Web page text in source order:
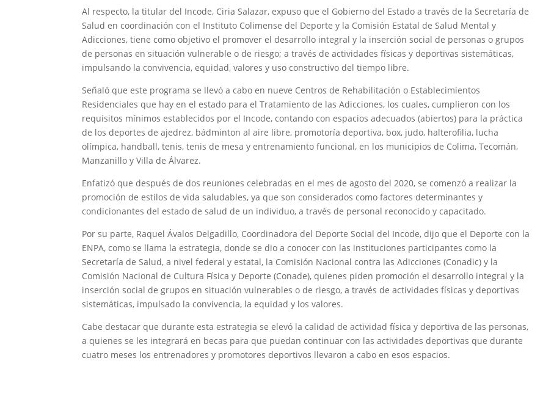
Al respecto, la titular del Incode, Ciria Salazar, expuso que el Gobierno del Estado a través de la Secretaría de
Salud en coordinación con el Instituto Colimense del Deporte y la Comisión Estatal de Salud Mental y
Adicciones, tiene como objetivo el promover el desarrollo integral y la inserción social de personas o grupos
de personas en situación vulnerable o de riesgo; a través de actividades físicas y deportivas sistemáticas,
impulsando la convivencia, equidad, valores y uso constructivo del tiempo libre.
Señaló que este programa se llevó a cabo en nueve Centros de Rehabilitación o Establecimientos
Residenciales que hay en el estado para el Tratamiento de las Adicciones, los cuales, cumplieron con los
requisitos mínimos establecidos por el Incode, contando con espacios adecuados (abiertos) para la práctica
de los deportes de ajedrez, bádminton al aire libre, promotoría deportiva, box, judo, halterofilia, lucha
olímpica, handball, tenis, tenis de mesa y entrenamiento funcional, en los municipios de Colima, Tecomán,
Manzanillo y Villa de Álvarez.
Enfatizó que después de dos reuniones celebradas en el mes de agosto del 2020, se comenzó a realizar la
promoción de estilos de vida saludables, ya que son considerados como factores determinantes y
condicionantes del estado de salud de un individuo, a través de personal reconocido y capacitado.
Por su parte, Raquel Ávalos Delgadillo, Coordinadora del Deporte Social del Incode, dijo que el Deporte con la
ENPA, como se llama la estrategia, donde se dio a conocer con las instituciones participantes como la
Secretaría de Salud, a nivel federal y estatal, la Comisión Nacional contra las Adicciones (Conadic) y la
Comisión Nacional de Cultura Física y Deporte (Conade), quienes piden promoción el desarrollo integral y la
inserción social de grupos en situación vulnerables o de riesgo, a través de actividades físicas y deportivas
sistemáticas, impulsado la convivencia, la equidad y los valores.
Cabe destacar que durante esta estrategia se elevó la calidad de actividad física y deportiva de las personas,
a quienes se les integrará en becas para que puedan continuar con las actividades deportivas que durante
cuatro meses los entrenadores y promotores deportivos llevaron a cabo en esos espacios.